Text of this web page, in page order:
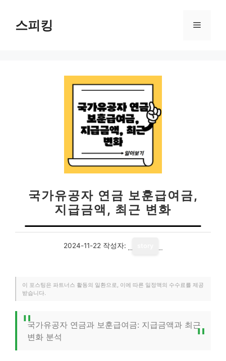
스피킹 메
국가유공자 연금 보훈급여금,
지급금액, 최근 변화
2024-11-22 작성자:
이 포스팅은 파트너스 활동의 일환으로, 이에 따른 일정액의 수수료를 제공
받습니다.
국가유공자 연금과 보훈급여금: 지급금액과 최근
변화 분석